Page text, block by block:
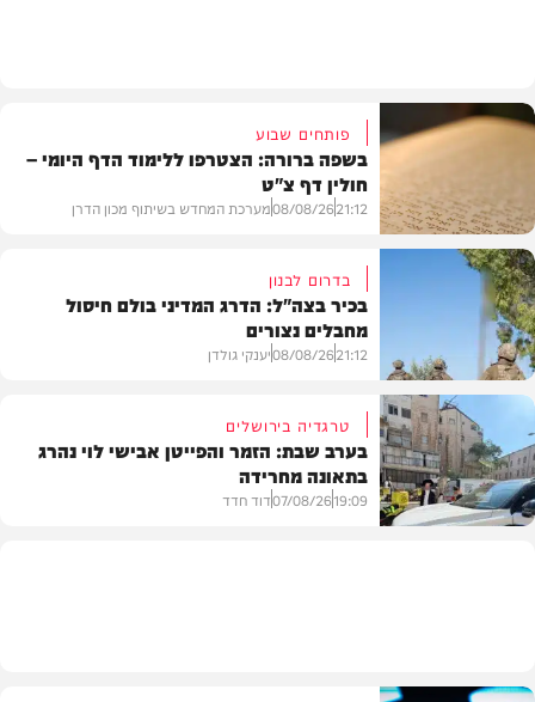
בית המדרש
פותחים שבוע
בשפה ברורה: הצטרפו ללימוד הדף היומי –
חולין דף צ"ט
21:12
08/08/26מערכת המחדש בשיתוף מכון הדרן
חדשות
בדרום לבנון
בכיר בצה"ל: הדרג המדיני בולם חיסול
מחבלים נצורים
21:12
08/08/26יענקי גולדן
טרגדיה בירושלים
בערב שבת: הזמר והפייטן אבישי לוי נהרג
בתאונה מחרידה
19:09
07/08/26דוד חדד